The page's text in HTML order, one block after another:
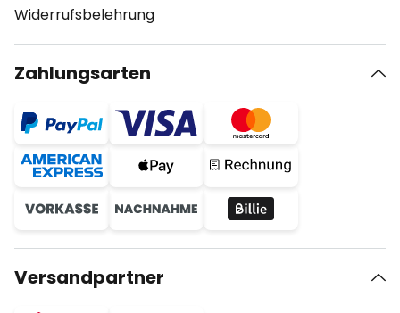
Widerrufsbelehrung
Zahlungsarten
Versandpartner